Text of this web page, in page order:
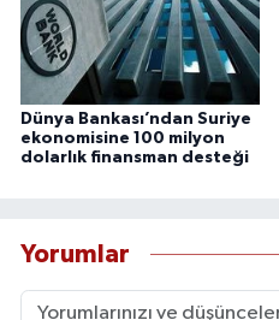
Dünya Bankası’ndan Suriye
ekonomisine 100 milyon
dolarlık finansman desteği
Yorumlar